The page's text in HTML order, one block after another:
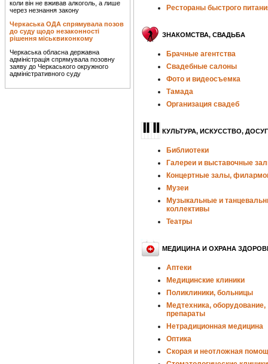
коли він не вживав алкоголь, а лише
через незнання закону
Черкаська ОДА спрямувала позов
до суду щодо незаконності
рішення міськвиконкому
Черкаська обласна державна
адміністрація спрямувала позовну
заяву до Черкаського окружного
адміністративного суду
Рестораны быстрого
ЗНАКОМСТВА, СВАДЬБА
Брачные агентства
Свадебные салоны
Фото и видеосъемка
Тамада
Организация свадеб
КУЛЬТУРА, ИСКУССТВО, ДОСУГ
Библиотеки
Галереи и выставочные
Концертные залы,
Музеи
Музыкальные и
коллективы
Театры
МЕДИЦИНА И ОХРАНА
Аптеки
Медицинские клиники
Поликлиники, больницы
Медтехника, оборудование,
препараты
Нетрадиционная медицина
Оптика
Скорая и неотложная